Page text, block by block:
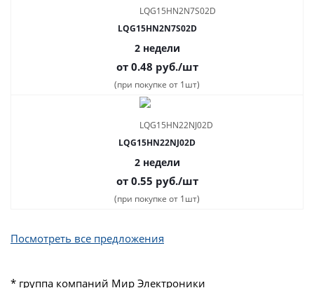
LQG15HN2N7S02D
2 недели
от 0.48 руб./шт
(при покупке от 1шт)
LQG15HN22NJ02D
2 недели
от 0.55 руб./шт
(при покупке от 1шт)
Посмотреть все предложения
* группа компаний Мир Электроники